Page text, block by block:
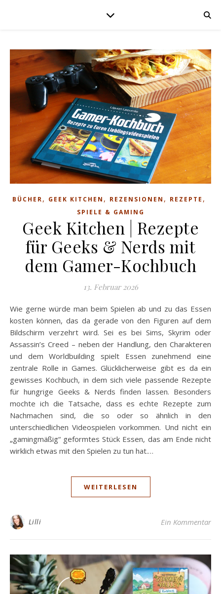
BÜCHER, GEEK KITCHEN , REZENSIONEN , REZEPTE ,
SPIELE & GAMING
Geek Kitchen | Rezepte
für Geeks & Nerds mit
dem Gamer-Kochbuch
13. Februar 2026
Wie gerne würde man beim Spielen ab und zu das Essen
kosten können, das da gerade von den Figuren auf dem
Bildschirm verzehrt wird. Sei es bei Sims, Skyrim oder
Assassin’s Creed – neben der Handlung, den Charakteren
und dem Worldbuilding spielt Essen zunehmend eine
zentrale Rolle in Games. Glücklicherweise gibt es da ein
gewisses Kochbuch, in dem sich viele passende Rezepte
für hungrige Geeks & Nerds finden lassen. Besonders
mochte ich die Tatsache, dass es echte Rezepte zum
Nachmachen sind, die so oder so ähnlich in den
unterschiedlichen Videospielen vorkommen. Und nicht ein
„gamingmäßig“ geformtes Stück Essen, das am Ende nicht
wirklich etwas mit den Spielen zu tun hat.…
WEITERLESEN
Lilli Ein Kommentar